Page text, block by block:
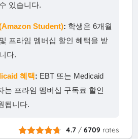
있습니다.
Student): 학생은 6개월
프라임 멤버십 할인 혜택을 받
다.
혜택: EBT 또는 Medicaid
는 프라임 멤버십 구독료 할인
됩니다.
4.7 /6709 rates